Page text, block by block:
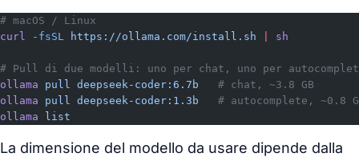
# macOS / Linux
curl -fsSL https://ollama.com/install.sh sh
# Pull di due modelli: uno per chat, uno per
ollama pull deepseek-coder:6.7b
   # chat, ~3.8 GB
ollama pull deepseek-coder:1.3b
# autocomplete, ~0.8
ollama list
La dimensione del modello da usare dipende dalla